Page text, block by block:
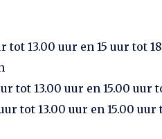
tot 13.00 uur en 15 uur tot
tot 13.00 uur en 15.00 uur
tot 13.00 uur en 15.00 uur